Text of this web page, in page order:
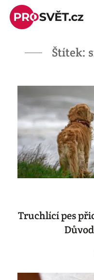
Skip
content
Štítek:
Truchlící pes